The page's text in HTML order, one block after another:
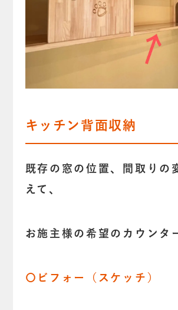
キッチン背面収納
既存の窓の位置、間取りの
えて、
お施主様の希望のカウンタ
〇ビフォー（スケッチ）